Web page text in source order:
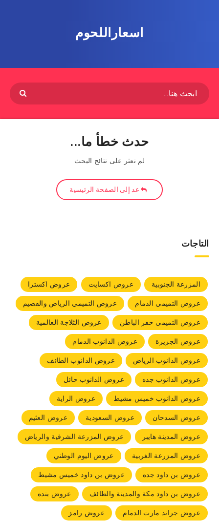
اسعاراللحوم
حدث خطأ ما...
لم نعثر على نتائج البحث
عد إلى الصفحة الرئيسية
التاجات
المزرعة الجنوبية عروض اكسايت
عروض اكسترا
عروض التميمي الدمام
عروض التميمي الرياض والقصيم
عروض التميمي حفر الباطن
عروض الثلاجة العالمية
عروض الجزيرة
عروض الدانوب الدمام
عروض الدانوب الرياض
عروض الدانوب الطائف
عروض الدانوب جده
عروض الدانوب حائل
عروض الدانوب خميس مشيط
عروض الراية
عروض السدحان
عروض السعودية
عروض العثيم
عروض المدينة هايبر
عروض المزرعة الشرقية والرياض
عروض المزرعة الغربية
عروض اليوم الوطني
عروض بن داود جده
عروض بن داود خميس مشيط
عروض بن داود مكة والمدينة والطائف
عروض بنده
عروض جراند مارت الدمام
عروض رامز